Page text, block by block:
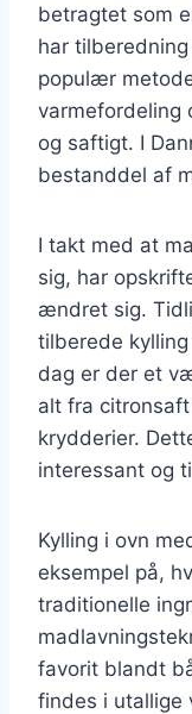
betragtet som
har
populær
varmefordeling
og saftigt. I
bestanddel af
I takt med at
sig, har
ændret sig.
tilberede
dag er der et
alt fra
krydderier.
interessant og
Kylling i ovn
eksempel på,
traditionelle
favorit blandt
findes i utallige